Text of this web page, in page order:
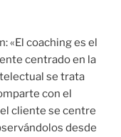
«El coaching es el
centrado en la
se trata
con el
cliente se centre
desde